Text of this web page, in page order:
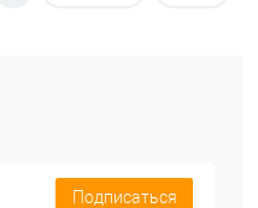
Подписаться